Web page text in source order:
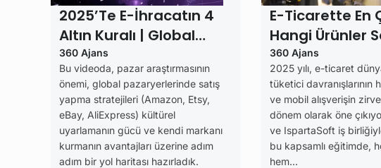
2025’te E-İhracatın 4
Altın Kuralı | Global
Pazara Açılmanın Sırları
360 Ajans
Bu videoda, pazar araştırmasının
önemi, global pazaryerlerinde satış
yapma stratejileri (Amazon, Etsy,
eBay, AliExpress) kültürel
uyarlamanın gücü ve kendi markanı
kurmanın avantajları üzerine adım
adım bir yol haritası hazırladık.
E-Ticarette En
Hangi Ürünler
360 Ajans
2025 yılı, e-ticaret
tüketici davranışlarının
ve mobil alışverişin
dönem olarak öne
ve IspartaSoft iş
bu kapsamlı eğitimde,
hem...